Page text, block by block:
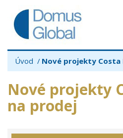
Úvod Nové projekty Costa
Nové projekty
na prodej